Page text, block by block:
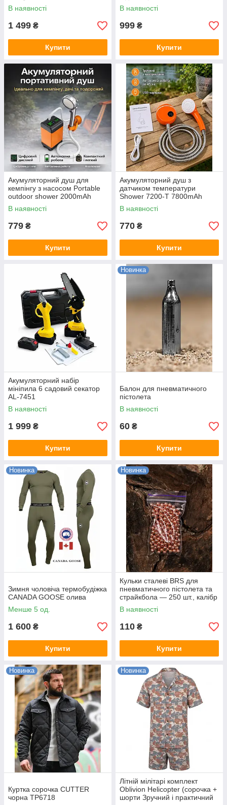
В наявності
1 499 ₴
Купити
В наявності
999 ₴
Купити
Акумуляторний душ для
кемпінгу з насосом Portable
outdoor shower 2000mAh
ДЛ7231
В наявності
779 ₴
Купити
Акумуляторний душ з
датчиком температури
Shower 7200-T 7800mAh
ДЛ7230
В наявності
770 ₴
Купити
Акумуляторний набір
мініпила 6 садовий секатор
AL-7451
В наявності
1 999 ₴
Купити
Новинка
Балон для пневматичного
пістолета
В наявності
60 ₴
Купити
Новинка
Зимня чоловіча термобудіжка
CANADA GOOSE олива
Менше 5 од.
1 600 ₴
Купити
Новинка
Кульки сталеві BRS для
пневматичного пістолета та
страйкбола — 250 шт., калібр
4,5 мм
В наявності
110 ₴
Купити
Новинка
Куртка сорочка CUTTER
чорна ТР6718
Новинка
Літній мілітарі комплект
Oblivion Helicopter (сорочка +
шорти Зручний і практичний